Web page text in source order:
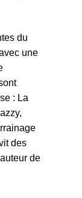
du
une
: La
des
de